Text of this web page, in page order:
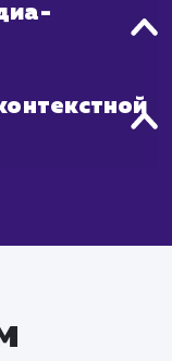
для